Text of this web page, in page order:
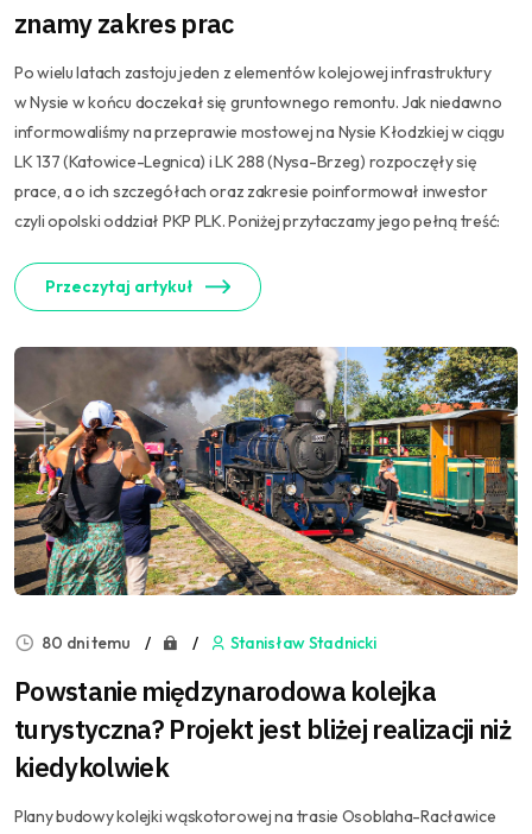
znamy zakres prac
Po wielu latach zastoju jeden z elementów kolejowej infrastruktury
w Nysie w końcu doczekał się gruntownego remontu. Jak niedawno
informowaliśmy na przeprawie mostowej na Nysie Kłodzkiej w ciągu
LK 137 (Katowice-Legnica) i LK 288 (Nysa-Brzeg) rozpoczęły się
prace, a o ich szczegółach oraz zakresie poinformował inwestor
czyli opolski oddział PKP PLK. Poniżej przytaczamy jego pełną treść:
Przeczytaj artykuł
80 dni temu Stanisław Stadnicki
Powstanie międzynarodowa kolejka
turystyczna? Projekt jest bliżej realizacji niż
kiedykolwiek
Plany budowy kolejki wąskotorowej na trasie Osoblaha-Racławice